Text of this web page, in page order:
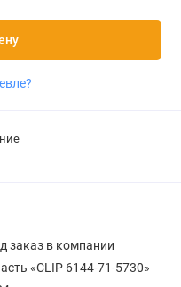
заказ в компании
«CLIP 6144-71-5730»